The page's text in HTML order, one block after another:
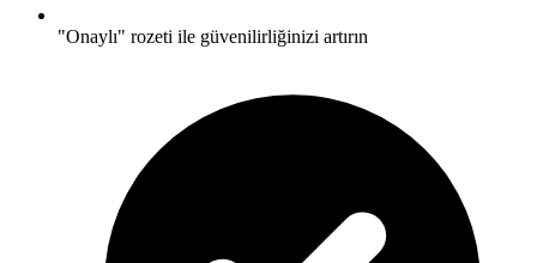
"Onaylı" rozeti ile güvenilirliğinizi artırın